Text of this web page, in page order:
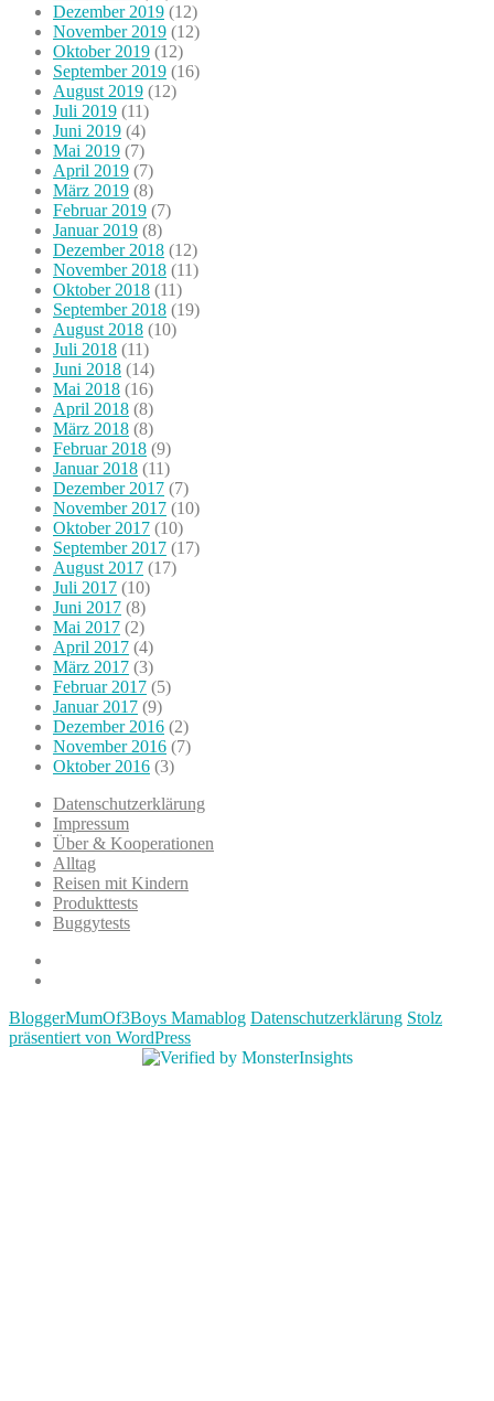
Dezember 2019 (12)
November 2019 (12)
Oktober 2019 (12)
September 2019 (16)
August 2019 (12)
Juli 2019 (11)
Juni 2019 (4)
Mai 2019 (7)
April 2019 (7)
März 2019 (8)
Februar 2019 (7)
Januar 2019 (8)
Dezember 2018 (12)
November 2018 (11)
Oktober 2018 (11)
September 2018 (19)
August 2018 (10)
Juli 2018 (11)
Juni 2018 (14)
Mai 2018 (16)
April 2018 (8)
März 2018 (8)
Februar 2018 (9)
Januar 2018 (11)
Dezember 2017 (7)
November 2017 (10)
Oktober 2017 (10)
September 2017 (17)
August 2017 (17)
Juli 2017 (10)
Juni 2017 (8)
Mai 2017 (2)
April 2017 (4)
März 2017 (3)
Februar 2017 (5)
Januar 2017 (9)
Dezember 2016 (2)
November 2016 (7)
Oktober 2016 (3)
Datenschutzerklärung
Impressum
Über & Kooperationen
Alltag
Reisen mit Kindern
Produkttests
Buggytests
BloggerMumOf3Boys Mamablog Datenschutzerklärung Stolz
präsentiert von WordPress